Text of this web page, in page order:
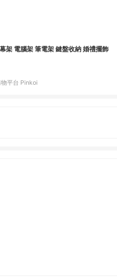
架 電腦架 筆電架 鍵盤收納 婚禮擺飾
平台 Pinkoi